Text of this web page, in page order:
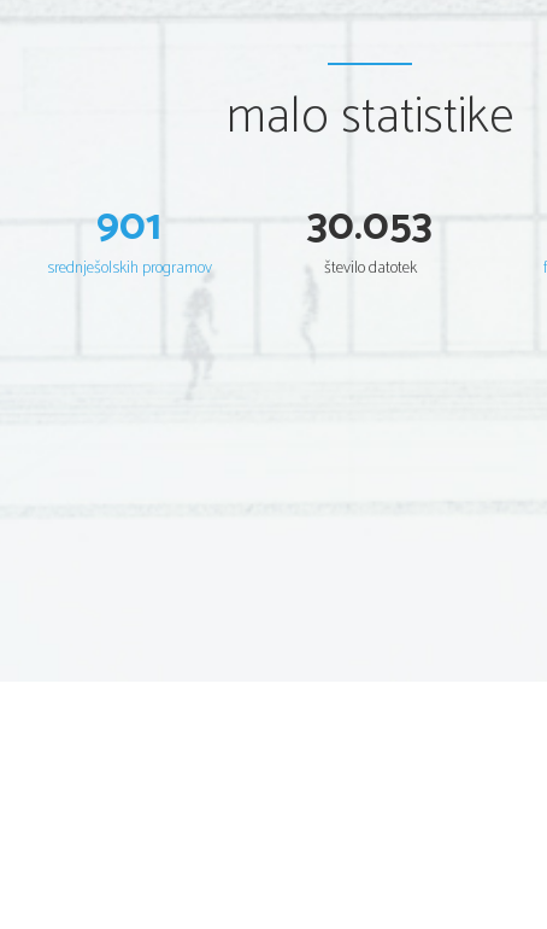
malo statistike
901
srednješolskih programov
30.053
število datotek